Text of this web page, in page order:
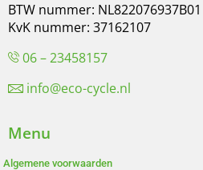
BTW nummer: NL822076937B01
KvK nummer: 37162107
06 – 23458157
info@eco-cycle.nl
Menu
Algemene voorwaarden